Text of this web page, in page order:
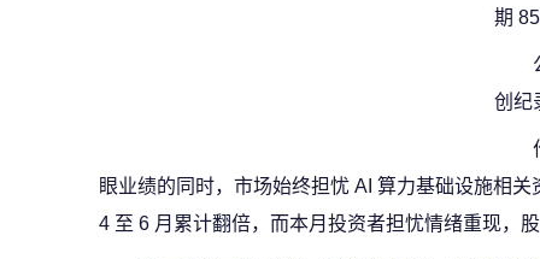
期
创纪
眼业绩的同时，市场始终担忧 AI 算力基础设施相
4 至 6 月累计翻倍，而本月投资者担忧情绪重现，